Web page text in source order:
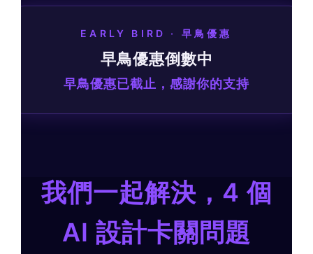
EARLY BIRD · 早鳥優惠
早鳥優惠倒數中
早鳥優惠已截止，感謝你的支持
我們一起解決，4 個
AI 設計卡關問題